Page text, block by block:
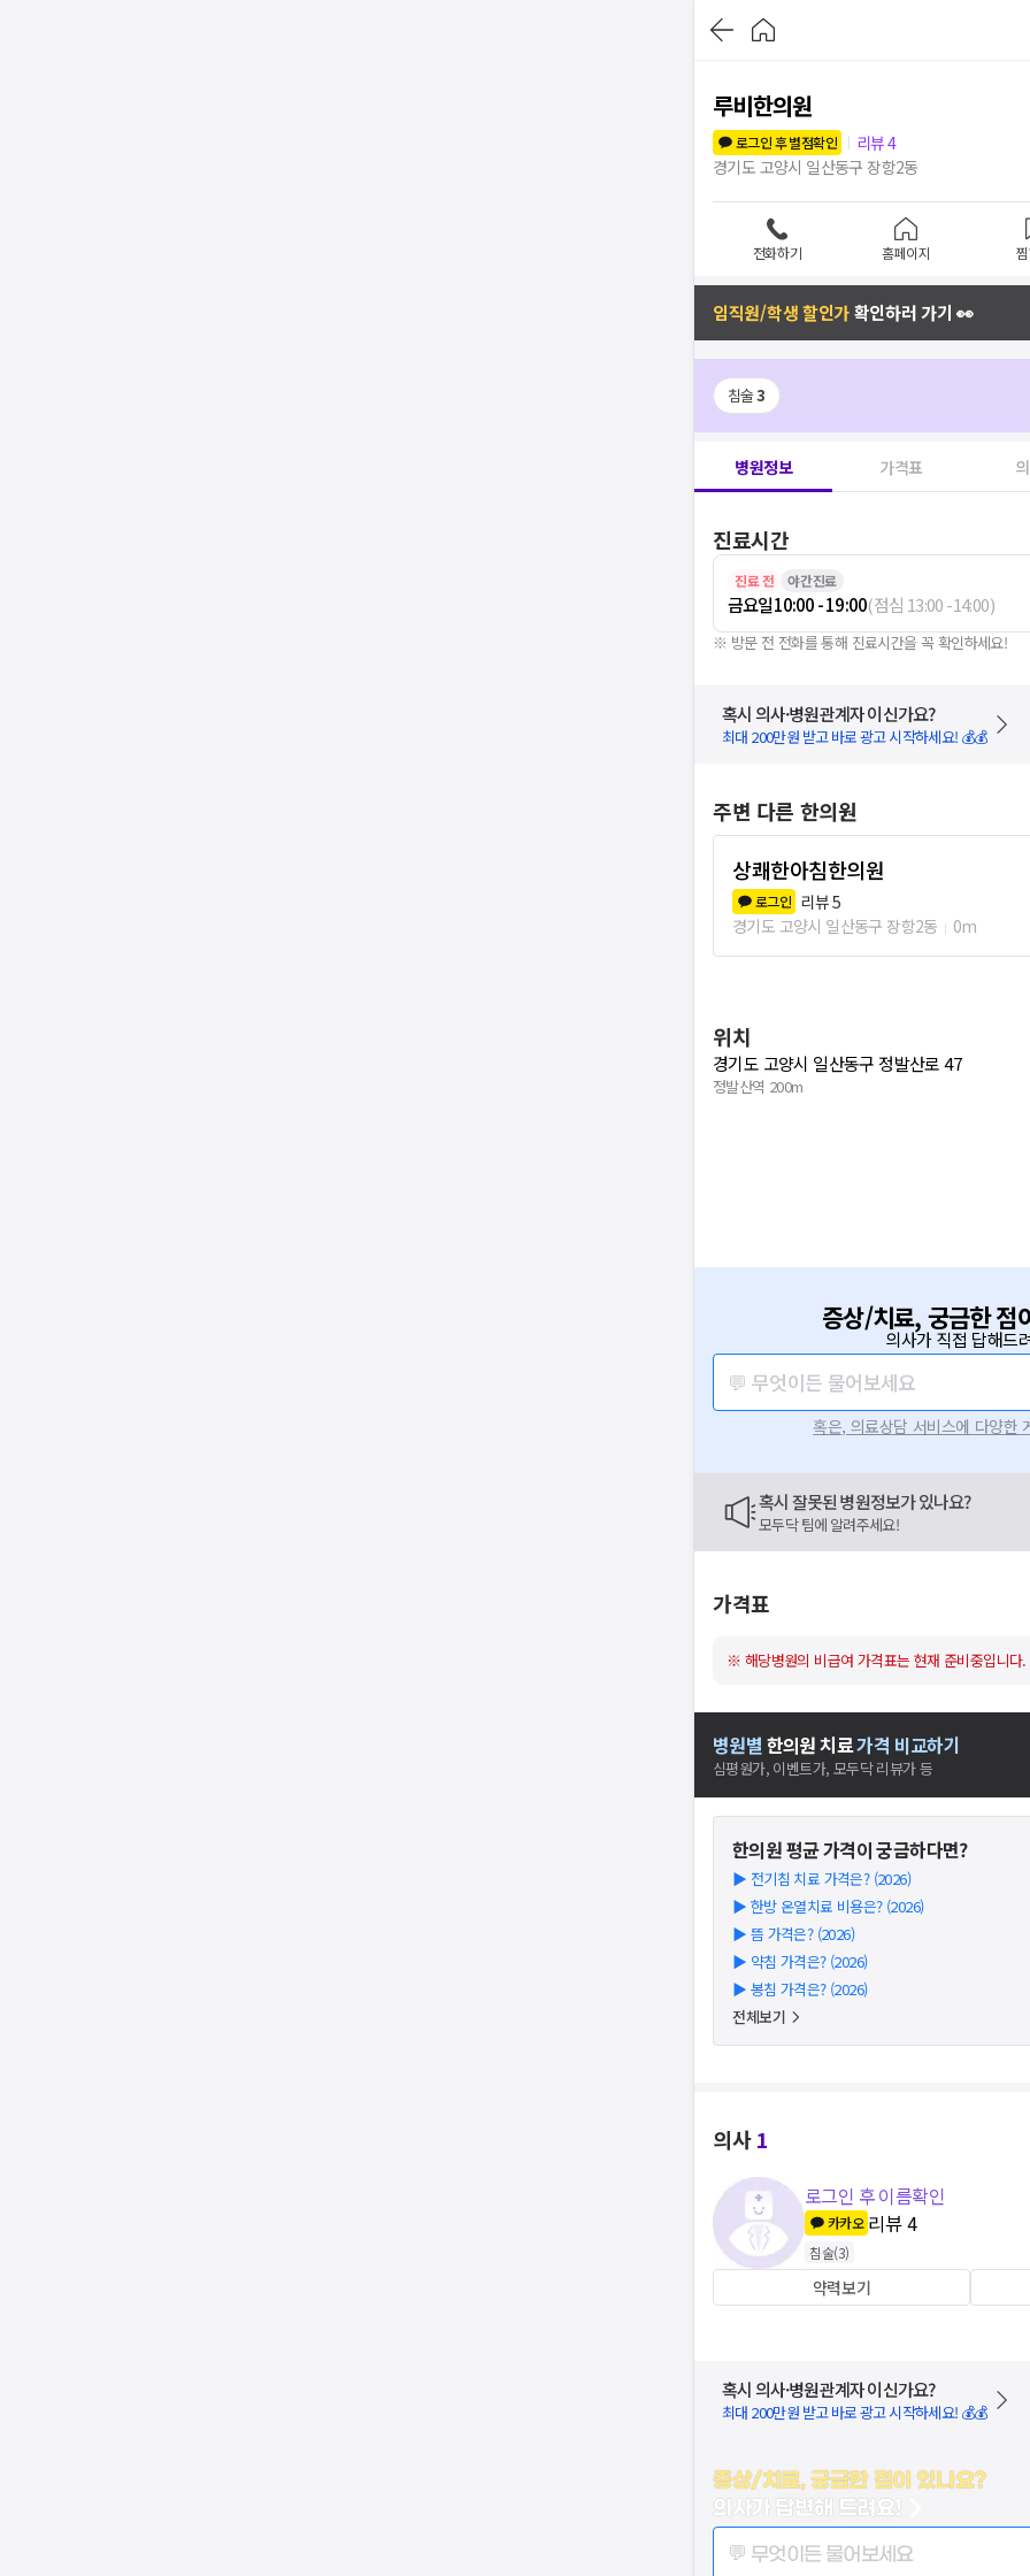
루비한의원
로그인 후 별점확인
리뷰4
경기도 고양시 일산동구 장항2동
전화하기 홈페이지
임직원/학생 할인가확인하러 가기 👀
침술3
병원정보 가격표
진료시간
진료 전 야간진료
금요일10:00 - 19:00(점심 13:00-14:00)
※ 방문 전 전화를 통해 진료시간을 꼭 확인하세요!
혹시 의사·병원관계자 이신가요?
최대 200만원 받고 바로 광고 시작하세요! 💰💰
주변 다른 한의원
상쾌한아침한의원
로그인 리뷰5
경기도 고양시 일산동구 장항2동
0m
위치
경기도 고양시 일산동구 정발산로 47
정발산역 200m
증상/치료, 궁금한 점
의사가 직접 답해드
💬 무엇이든 물어보세요
혹은, 의료상담 서비스에 다양한
혹시 잘못된 병원정보가 있나요?
모두닥 팀에 알려주세요!
가격표
※ 해당병원의 비급여 가격표는 현재 준비중입니다.
병원별 한의원치료가격 비교하기
심평원가, 이벤트가, 모두닥 리뷰가 등
한의원평균 가격이 궁금하다면?
▶ 전기침 치료 가격은? (2026)
▶ 한방 온열치료 비용은? (2026)
▶ 뜸 가격은? (2026)
▶ 약침 가격은? (2026)
▶ 봉침 가격은? (2026)
전체보기
의사1
로그인 후 이름확인
카카오 리뷰4
침술(3)
약력보기
혹시 의사·병원관계자 이신가요?
최대 200만원 받고 바로 광고 시작하세요! 💰💰
증상/치료, 궁금한 점이 있나요?
의사가 답변해 드려요!
💬 무엇이든 물어보세요